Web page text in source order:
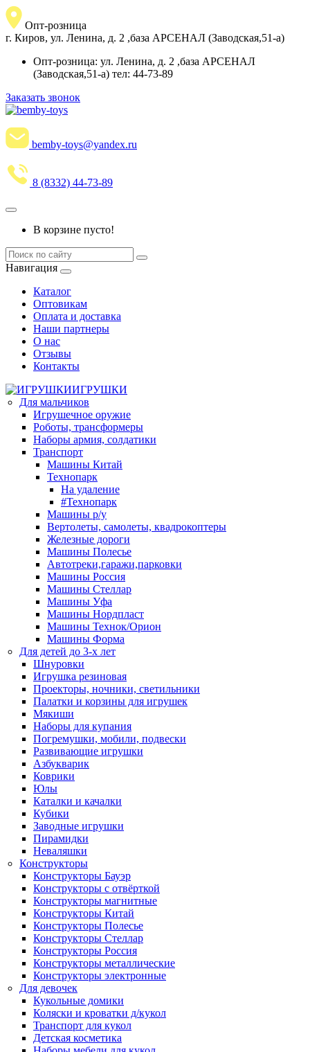
Опт-розница
г. Киров, ул. Ленина, д. 2 ,база АРСЕНАЛ (Заводская,51-а)
Опт-розница: ул. Ленина, д. 2 ,база АРСЕНАЛ
(Заводская,51-а) тел: 44-73-89
Заказать звонок
bemby-toys@yandex.ru
8 (8332) 44-73-89
В корзине пусто!
Навигация
Каталог
Оптовикам
Оплата и доставка
Наши партнеры
О нас
Отзывы
Контакты
ИГРУШКИ
Для мальчиков
Игрушечное оружие
Роботы, трансформеры
Наборы армия, солдатики
Транспорт
Машины Китай
Технопарк
На удаление
#Технопарк
Машины р/у
Вертолеты, самолеты, квадрокоптеры
Железные дороги
Машины Полесье
Автотреки,гаражи,парковки
Машины Россия
Машины Стеллар
Машины Уфа
Машины Нордпласт
Машины Технок/Орион
Машины Форма
Для детей до 3-х лет
Шнуровки
Игрушка резиновая
Проекторы, ночники, светильники
Палатки и корзины для игрушек
Мякиши
Наборы для купания
Погремушки, мобили, подвески
Развивающие игрушки
Азбукварик
Коврики
Юлы
Каталки и качалки
Кубики
Заводные игрушки
Пирамидки
Неваляшки
Конструкторы
Конструкторы Бауэр
Конструкторы с отвёрткой
Конструкторы магнитные
Конструкторы Китай
Конструкторы Полесье
Конструкторы Стеллар
Конструкторы Россия
Конструкторы металлические
Конструкторы электронные
Для девочек
Кукольные домики
Коляски и кроватки д/кукол
Транспорт для кукол
Детская косметика